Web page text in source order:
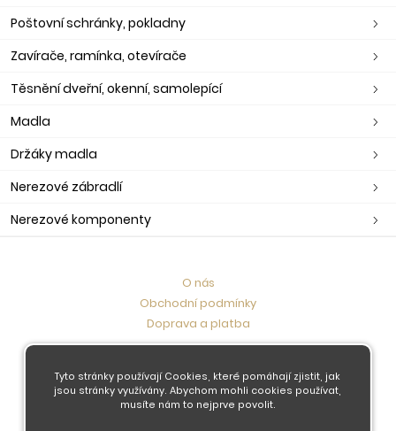
Poštovní schránky, pokladny
Zavírače, ramínka, otevírače
Těsnění dveřní, okenní, samolepící
Madla
Držáky madla
Nerezové zábradlí
Nerezové komponenty
O nás
Obchodní podmínky
Doprava a platba
Tyto stránky používají Cookies, které pomáhají zjistit, jak
jsou stránky využívány. Abychom mohli cookies používat,
musíte nám to nejprve povolit.